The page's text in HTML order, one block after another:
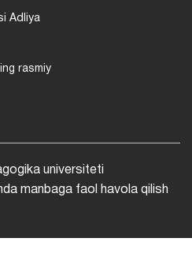
Adliya
rasmiy
universiteti
manbaga faol havola qilish